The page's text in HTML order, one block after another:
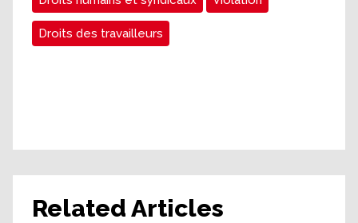
Droits des travailleurs
Related Articles